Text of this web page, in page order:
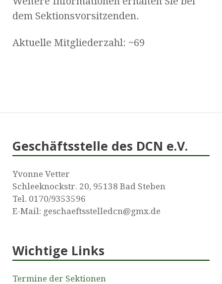
dem Sektionsvorsitzenden.
Aktuelle Mitgliederzahl: ~69
Geschäftsstelle des DCN e.V.
Yvonne Vetter
Schleeknockstr. 20, 95138 Bad Steben
Tel. 0170/9353596
E-Mail: geschaeftsstelledcn@gmx.de
Wichtige Links
Termine der Sektionen